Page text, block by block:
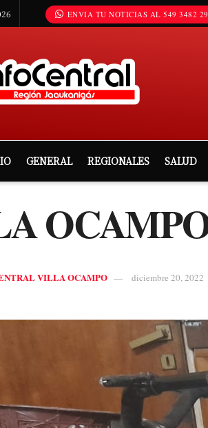
ENVIA TU NOTICIAS AL 549 3482
GENERAL REGIONALES SALUD
VILLA OCAMPO diciembre 20, 2022